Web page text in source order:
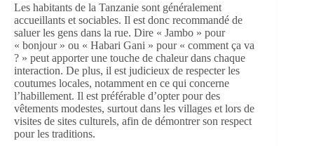
Les habitants de la Tanzanie sont généralement
accueillants et sociables. Il est donc recommandé de
saluer les gens dans la rue. Dire « Jambo » pour
« bonjour » ou « Habari Gani » pour « comment ça va
? » peut apporter une touche de chaleur dans chaque
interaction. De plus, il est judicieux de respecter les
coutumes locales, notamment en ce qui concerne
l’habillement. Il est préférable d’opter pour des
vêtements modestes, surtout dans les villages et lors de
visites de sites culturels, afin de démontrer son respect
pour les traditions.